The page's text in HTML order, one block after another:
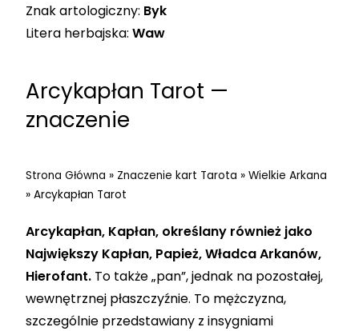
Znak artologiczny: Byk
Litera herbajska:Waw
Arcykapłan Tarot —
znaczenie
Strona Główna » Znaczenie kart Tarota »Wielkie Arkana
»Arcykapłan Tarot
Arcykapłan, Kapłan, określany również jako
Największy Kapłan, Papież, Władca Arkanów,
Hierofant. To także „pan”, jednak na pozostałej,
wewnętrznej płaszczyźnie. To mężczyzna,
szczególnie przedstawiany z insygniami